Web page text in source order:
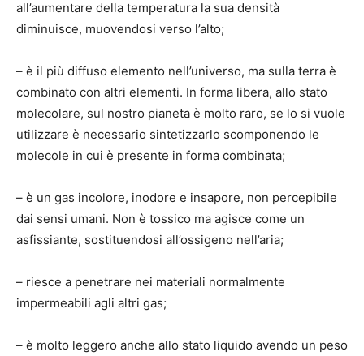
all’aumentare della temperatura la sua densità
diminuisce, muovendosi verso l’alto;
– è il più diffuso elemento nell’universo, ma sulla terra è
combinato con altri elementi. In forma libera, allo stato
molecolare, sul nostro pianeta è molto raro, se lo si vuole
utilizzare è necessario sintetizzarlo scomponendo le
molecole in cui è presente in forma combinata;
– è un gas incolore, inodore e insapore, non percepibile
dai sensi umani. Non è tossico ma agisce come un
asfissiante, sostituendosi all’ossigeno nell’aria;
– riesce a penetrare nei materiali normalmente
impermeabili agli altri gas;
– è molto leggero anche allo stato liquido avendo un peso